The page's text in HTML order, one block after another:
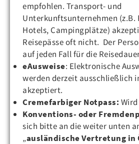
empfohlen. Transport- und
Unterkunftsunternehmen (z.B.
Hotels, Campingplätze)
Reisepässe oft nicht. Der
auf jeden Fall für die
eAusweise: Elektronische
werden derzeit ausschließlich
akzeptiert.
Cremefarbiger Notpass:
Konventions- oder
sich bitte an die weiter unten
„ausländische Vertretung in